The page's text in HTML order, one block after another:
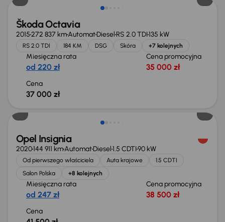
Škoda Octavia
2015272 837 kmAutomatDiesel RS 2.0 TDI135 kW
RS 2.0 TDI 184 KM DSG Skóra +7 kolejnych
Miesięczna rata
od 220 zł
Cena promocyjna
35 000 zł
Cena
37 000 zł
Opel Insignia
2020144 911 kmAutomatDiesel1.5 CDTI90 kW
Od pierwszego właściciela Auta krajowe
1.5 CDTI
Salon Polska
+8 kolejnych
Miesięczna rata
od 247 zł
Cena promocyjna
38 500 zł
Cena